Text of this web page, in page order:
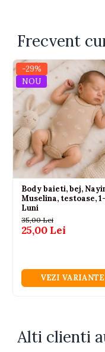
DIMENSIUNI
Frecvent
-29%
NOU
Body baieti, bej,
Muselina, testoase,
Luni
35,00 Lei
25,00 Lei
VEZI VARIANTE
Alti clienti